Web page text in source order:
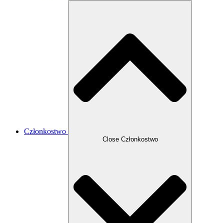
Członkostwo
Close Członkostwo